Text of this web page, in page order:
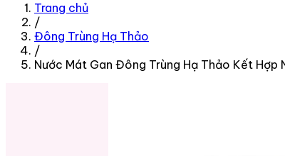
Trang chủ
/
Đông Trùng Hạ Thảo
/
Nước Mát Gan Đông Trùng Hạ Thảo Kết Hợp